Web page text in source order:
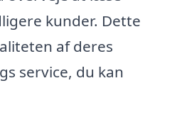
kunder. Dette
af deres
service, du kan